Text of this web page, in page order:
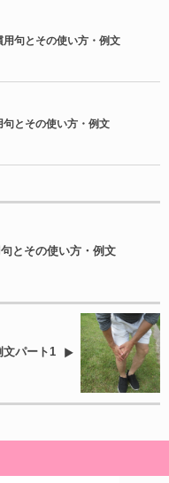
用句とその使い方・例文
句とその使い方・例文
とその使い方・例文
文パート1